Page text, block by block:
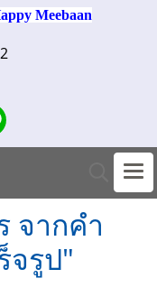
Meebaan
จากคำ
จรูป"